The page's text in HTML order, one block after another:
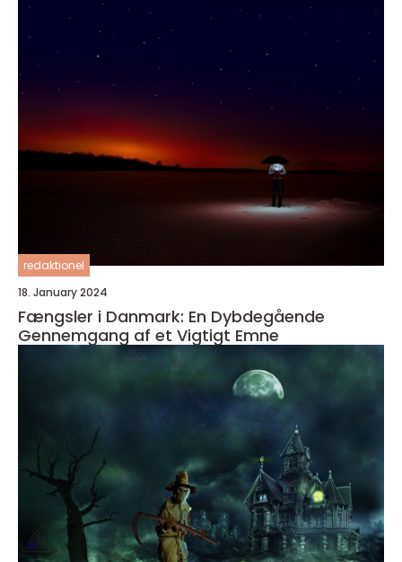
redaktionel
18. January 2024
Fængsler i Danmark: En Dybdegående
Gennemgang af et Vigtigt Emne